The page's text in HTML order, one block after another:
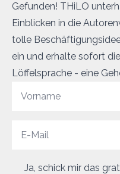
Gefunden! THiLO
Einblicken in die
tolle
ein und erhalte sofort
Löffelsprache - eine
Ja, schick mir das